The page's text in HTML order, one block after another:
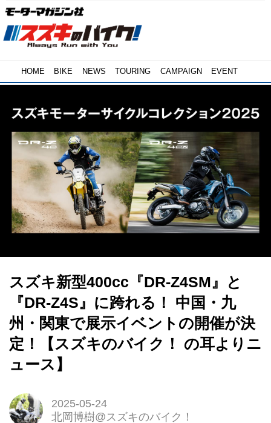
HOME BIKE NEWS TOURING CAMPAIGN EVENT
スズキ新型400cc『DR-Z4SM』と
『DR-Z4S』に跨れる！ 中国・九
州・関東で展示イベントの開催が決
定！【スズキのバイク！ の耳よりニ
ュース】
2025-05-24
北岡博樹@スズキのバイク！